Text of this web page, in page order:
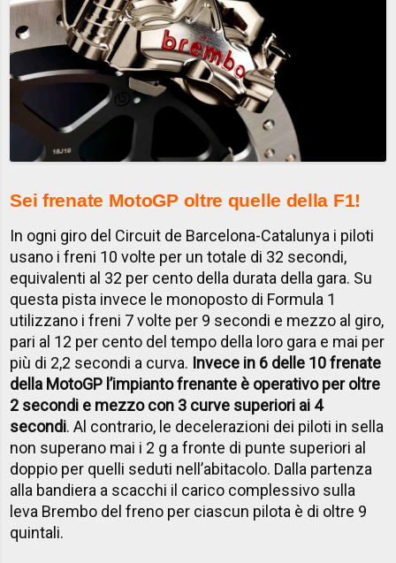
Sei frenate MotoGP oltre quelle della F1!
In ogni giro del Circuit de Barcelona-Catalunya i piloti
usano i freni 10 volte per un totale di 32 secondi,
equivalenti al 32 per cento della durata della gara. Su
questa pista invece le monoposto di Formula 1
utilizzano i freni 7 volte per 9 secondi e mezzo al giro,
pari al 12 per cento del tempo della loro gara e mai per
più di 2,2 secondi a curva. Invece in 6 delle 10 frenate
della MotoGP l’impianto frenante è operativo per oltre
2 secondi e mezzo con 3 curve superiori ai 4
secondi. Al contrario, le decelerazioni dei piloti in sella
non superano mai i 2 g a fronte di punte superiori al
doppio per quelli seduti nell’abitacolo. Dalla partenza
alla bandiera a scacchi il carico complessivo sulla
leva Brembo del freno per ciascun pilota è di oltre 9
quintali.